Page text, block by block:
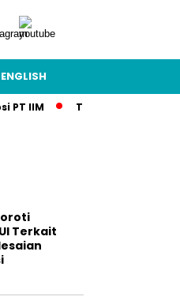
ENGLISH
PT IIM Terkuak! Skandal
Terkait